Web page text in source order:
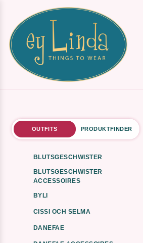
OUTFITS PRODUKTFINDER
BLUTSGESCHWISTER
BLUTSGESCHWISTER
ACCESSOIRES
BYLI
CISSI OCH SELMA
DANEFAE